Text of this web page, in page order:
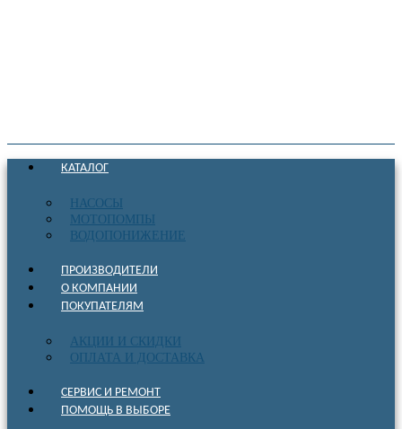
КАТАЛОГ
НАСОСЫ
МОТОПОМПЫ
ВОДОПОНИЖЕНИЕ
ПРОИЗВОДИТЕЛИ
О КОМПАНИИ
ПОКУПАТЕЛЯМ
АКЦИИ И СКИДКИ
ОПЛАТА И ДОСТАВКА
СЕРВИС И РЕМОНТ
ПОМОЩЬ В ВЫБОРЕ